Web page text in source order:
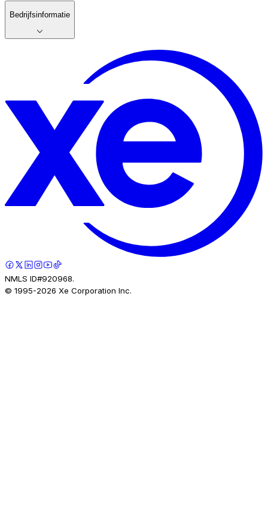
Bedrijfsinformatie
NMLS ID#920968.
© 1995-2026 Xe Corporation Inc.